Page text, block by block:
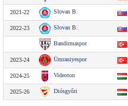
2021-22 Slovan B.
2022-23 Slovan B.
Bandirmaspor
2023-24 Ümraniyespor
2024-25 Videoton
2025-26 Diósgyőri